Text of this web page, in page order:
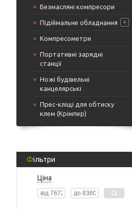
Безмасляні компресори
Підіймальне обладнання
Компресометри
Портативні зарядні
станції
Ножі будівельні
канцелярські
Прес-кліщі для обтиску
клем (Крімпер)
Фільтри
Ціна